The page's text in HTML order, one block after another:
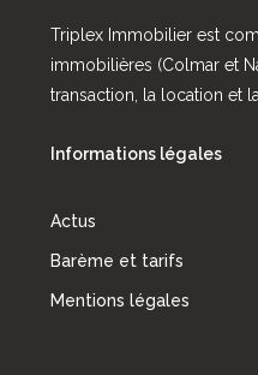
Triplex Immobilier est
immobilières (Colmar et
transaction, la location et
Informations légales
Actus
Barème et tarifs
Mentions légales